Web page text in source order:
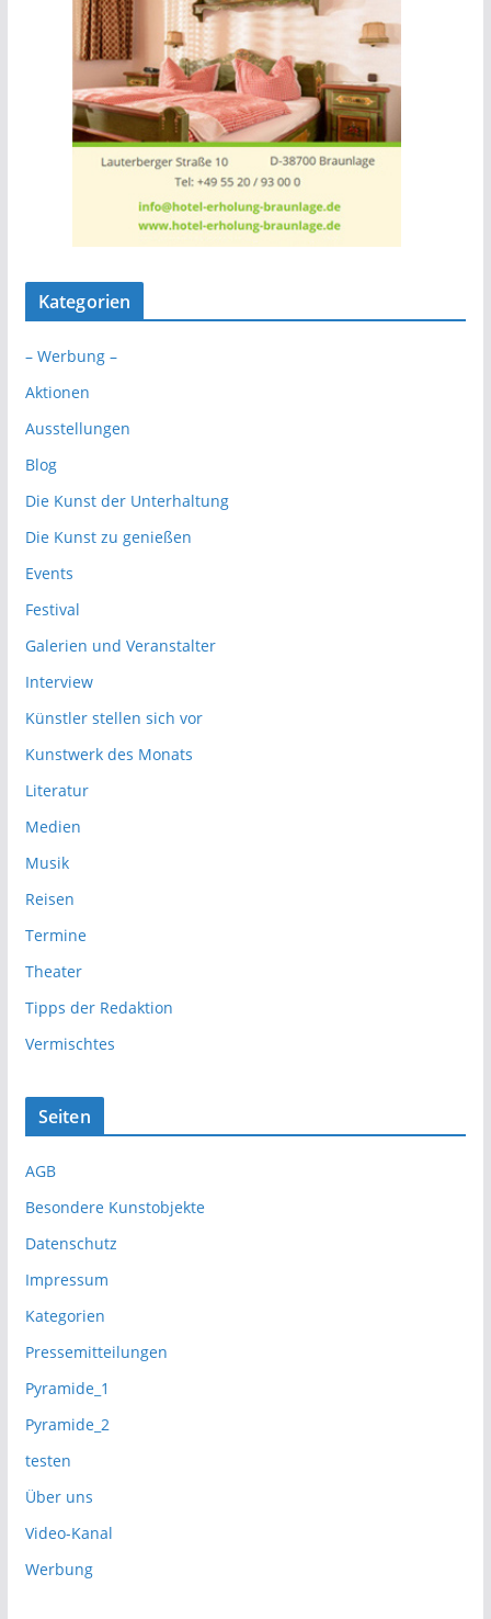
Kategorien
– Werbung –
Aktionen
Ausstellungen
Blog
Die Kunst der Unterhaltung
Die Kunst zu genießen
Events
Festival
Galerien und Veranstalter
Interview
Künstler stellen sich vor
Kunstwerk des Monats
Literatur
Medien
Musik
Reisen
Termine
Theater
Tipps der Redaktion
Vermischtes
Seiten
AGB
Besondere Kunstobjekte
Datenschutz
Impressum
Kategorien
Pressemitteilungen
Pyramide_1
Pyramide_2
testen
Über uns
Video-Kanal
Werbung